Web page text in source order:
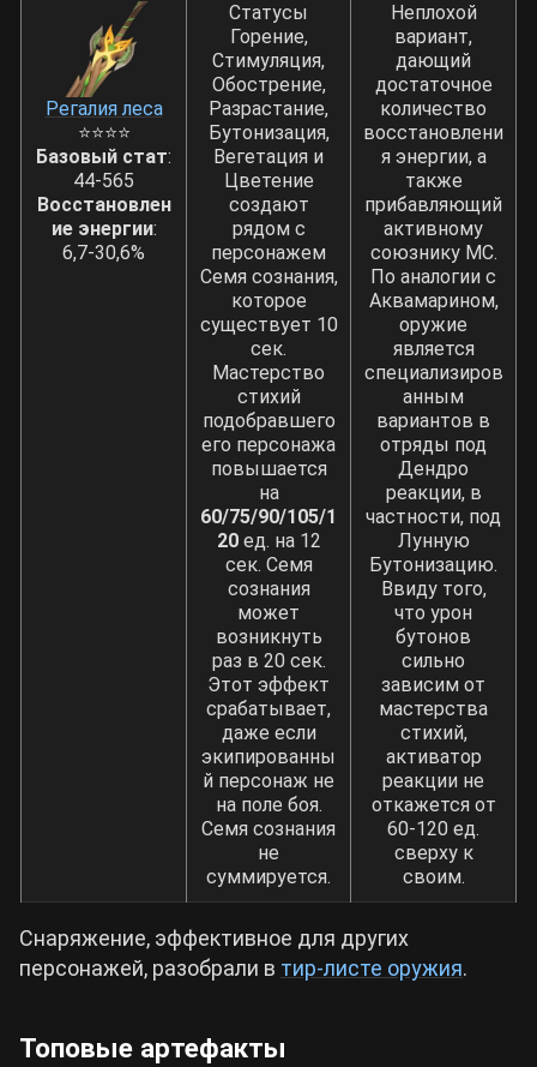
Регалия леса
⭐⭐⭐⭐
Базовый стат:
44-565
Восстановлен
ие энергии:
6,7-30,6%
Статусы
Горение,
Стимуляция,
Обострение,
Разрастание,
Бутонизация,
Вегетация и
Цветение
создают
рядом с
персонажем
Семя сознания,
которое
существует 10
сек.
Мастерство
стихий
подобравшего
его персонажа
повышается
на
60/75/90/105/1
20ед. на 12
сек. Семя
сознания
может
возникнуть
раз в 20 сек.
Этот эффект
срабатывает,
даже если
экипированны
й персонаж не
на поле боя.
Семя сознания
не
суммируется.
Неплохой
вариант,
дающий
достаточное
количество
восстановлени
я энергии, а
также
прибавляющий
активному
союзнику МС.
По аналогии с
Аквамарином,
оружие
является
специализиров
анным
вариантов в
отряды под
Дендро
реакции, в
частности, под
Лунную
Бутонизацию.
Ввиду того,
что урон
бутонов
сильно
зависим от
мастерства
стихий,
активатор
реакции не
откажется от
60-120 ед.
сверху к
своим.
Снаряжение, эффективное для других
персонажей, разобрали в тир-листе оружия.
Топовые артефакты